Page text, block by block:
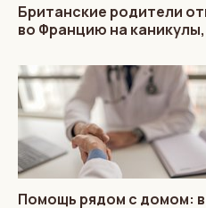
Британские родители
во Францию на
Помощь рядом с домом: в